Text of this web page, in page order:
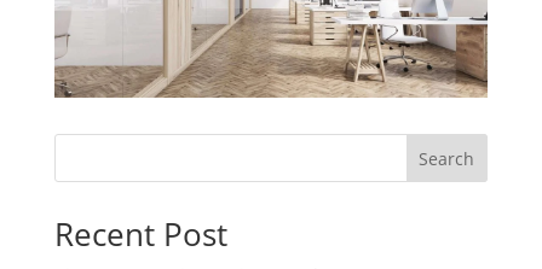
Search
Recent Post